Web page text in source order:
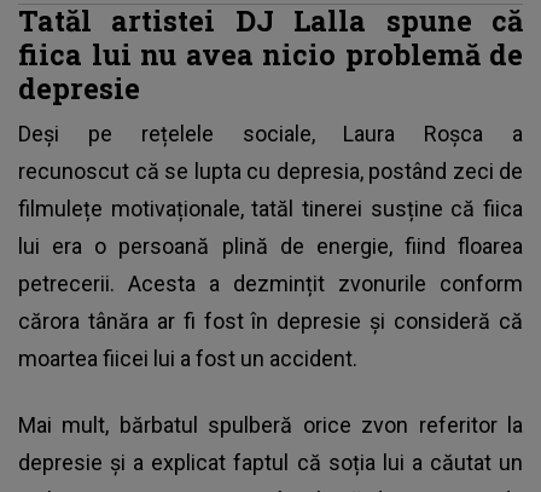
Tatăl artistei DJ Lalla spune că
fiica lui nu avea nicio problemă de
depresie
Deși pe rețelele sociale, Laura Roșca a
recunoscut că se lupta cu depresia, postând zeci de
filmulețe motivaționale, tatăl tinerei susține că fiica
lui era o persoană plină de energie, fiind floarea
petrecerii. Acesta a dezmințit zvonurile conform
cărora tânăra ar fi fost în depresie și consideră că
moartea fiicei lui a fost un accident.
Mai mult, bărbatul spulberă orice zvon referitor la
depresie și a explicat faptul că soția lui a căutat un